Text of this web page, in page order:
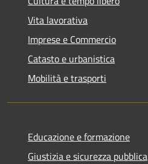
Vita lavorativa
Imprese e Commercio
Catasto e urbanistica
Mobilità e trasporti
Educazione e formazione
Giustizia e sicurezza pubblica